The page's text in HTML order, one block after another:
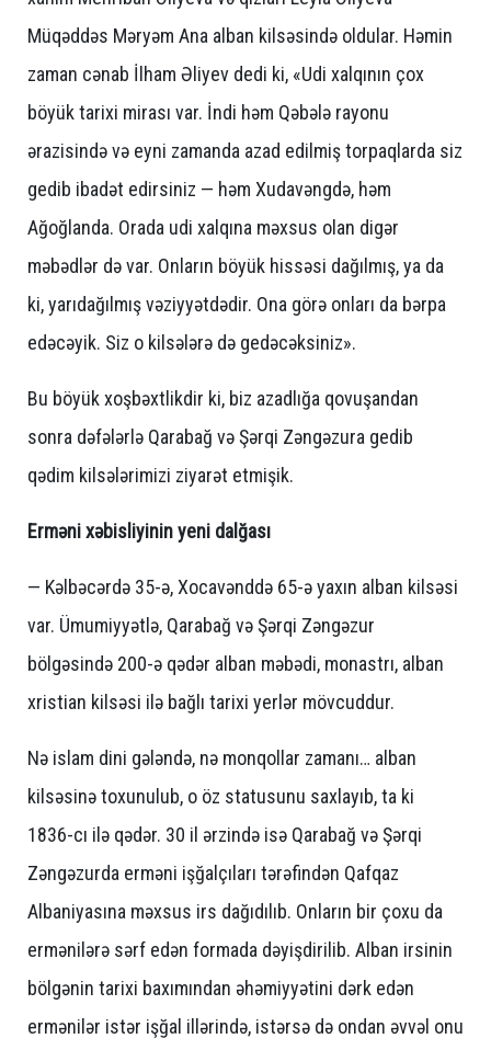
Müqəddəs Məryəm Ana alban kilsəsində oldular. Həmin
zaman cənab İlham Əliyev dedi ki, «Udi xalqının çox
böyük tarixi mirası var. İndi həm Qəbələ rayonu
ərazisində və eyni zamanda azad edilmiş torpaqlarda siz
gedib ibadət edirsiniz — həm Xudavəngdə, həm
Ağoğlanda. Orada udi xalqına məxsus olan digər
məbədlər də var. Onların böyük hissəsi dağılmış, ya da
ki, yarıdağılmış vəziyyətdədir. Ona görə onları da bərpa
edəcəyik. Siz o kilsələrə də gedəcəksiniz».
Bu böyük xoşbəxtlikdir ki, biz azadlığa qovuşandan
sonra dəfələrlə Qarabağ və Şərqi Zəngəzura gedib
qədim kilsələrimizi ziyarət etmişik.
Erməni xəbisliyinin yeni dalğası
— Kəlbəcərdə 35-ə, Xocavənddə 65-ə yaxın alban kilsəsi
var. Ümumiyyətlə, Qarabağ və Şərqi Zəngəzur
bölgəsində 200-ə qədər alban məbədi, monastrı, alban
xristian kilsəsi ilə bağlı tarixi yerlər mövcuddur.
Nə islam dini gələndə, nə monqollar zamanı… alban
kilsəsinə toxunulub, o öz statusunu saxlayıb, ta ki
1836-cı ilə qədər. 30 il ərzində isə Qarabağ və Şərqi
Zəngəzurda erməni işğalçıları tərəfindən Qafqaz
Albaniyasına məxsus irs dağıdılıb. Onların bir çoxu da
ermənilərə sərf edən formada dəyişdirilib. Alban irsinin
bölgənin tarixi baxımından əhəmiyyətini dərk edən
ermənilər istər işğal illərində, istərsə də ondan əvvəl onu